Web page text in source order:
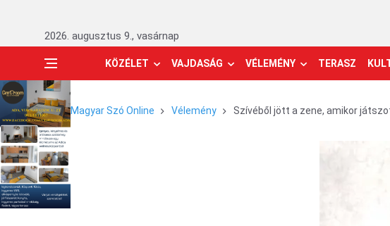
2026. augusztus 9., vasárnap
KÖZÉLET VAJDASÁG VÉLEMÉNY TERASZ
Magyar Szó Online Vélemény Szívéből jött a zene, amikor